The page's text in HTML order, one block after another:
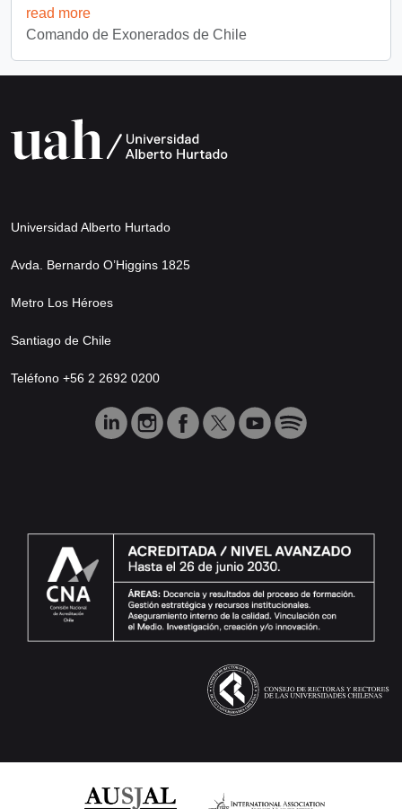
read more
Comando de Exonerados de Chile
Universidad Alberto Hurtado
Avda. Bernardo O’Higgins 1825
Metro Los Héroes
Santiago de Chile
Teléfono +56 2 2692 0200